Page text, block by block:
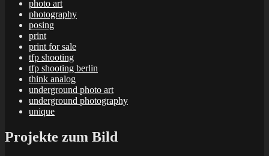
photo art
photography
posing
print
print for sale
tfp shooting
tfp shooting berlin
think analog
underground photo art
underground photography
unique
Projekte zum Bild